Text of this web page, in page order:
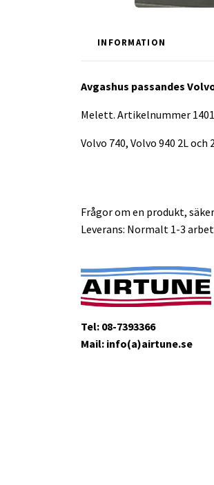
INFORMATION
Avgashus passandes
Melett. Artikelnummer
Volvo 740, Volvo 940 2L och
Frågor om en produkt,
Leverans: Normalt 1-3
Tel: 08-7393366
Mail: info(a)airtune.se